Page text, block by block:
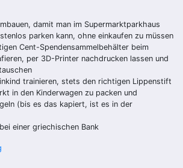
damit man im Supermarktparkhaus
parken kann, ohne einkaufen zu müssen
Cent-Spendensammelbehälter beim
per 3D-Printer nachdrucken lassen und
trainieren, stets den richtigen Lippenstift
in den Kinderwagen zu packen und
(bis es das kapiert, ist es in der
einer griechischen Bank